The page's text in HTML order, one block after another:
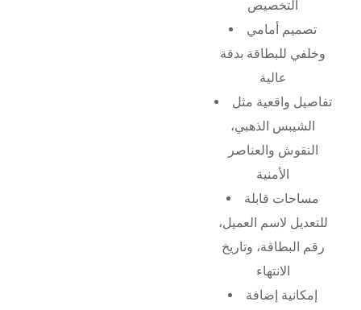
التخصيص
تصميم أمامي
وخلفي للبطاقة بدقة
عالية
تفاصيل واقعية مثل
الشيبس الذهبي،
النقوش والعناصر
الأمنية
مساحات قابلة
للتعديل لاسم العميل،
رقم البطاقة، وتاريخ
الانتهاء
إمكانية إضافة